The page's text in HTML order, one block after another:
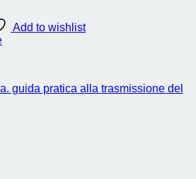
Add to wishlist
guida pratica alla trasmissione del